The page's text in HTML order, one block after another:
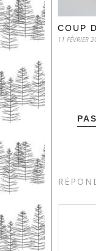
COUP
11 FÉVRIER